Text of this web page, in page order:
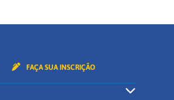
FAÇA SUA INSCRIÇÃO